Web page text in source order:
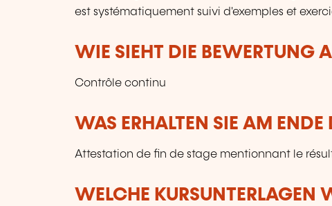
est systématiquement suivi d'exemples et
WIE SIEHT DIE BEWERTUNG
Contrôle continu
WAS ERHALTEN SIE AM
Attestation de fin de stage mentionnant le
WELCHE KURSUNTERLAGEN